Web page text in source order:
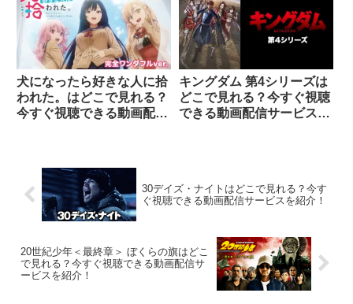
犬になったら好きな人に拾
われた。はどこで見れる？
今すぐ視聴できる動画配信
キングダム 第4シリーズは
どこで見れる？今すぐ視聴
できる動画配信サービスを
30デイズ・ナイトはどこで見れる？今す
ぐ視聴できる動画配信サービスを紹介！
20世紀少年＜最終章＞ ぼくらの旗はどこ
で見れる？今すぐ視聴できる動画配信サ
ービスを紹介！